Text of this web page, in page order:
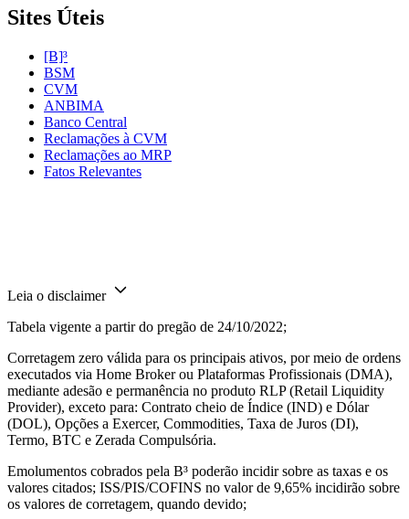
Sites Úteis
[B]³
BSM
CVM
ANBIMA
Banco Central
Reclamações à CVM
Reclamações ao MRP
Fatos Relevantes
Leia o disclaimer
Tabela vigente a partir do pregão de 24/10/2022;
Corretagem zero válida para os principais ativos, por meio de ordens
executados via Home Broker ou Plataformas Profissionais (DMA),
mediante adesão e permanência no produto RLP (Retail Liquidity
Provider), exceto para: Contrato cheio de Índice (IND) e Dólar
(DOL), Opções a Exercer, Commodities, Taxa de Juros (DI),
Termo, BTC e Zerada Compulsória.
Emolumentos cobrados pela B³ poderão incidir sobre as taxas e os
valores citados; ISS/PIS/COFINS no valor de 9,65% incidirão sobre
os valores de corretagem, quando devido;